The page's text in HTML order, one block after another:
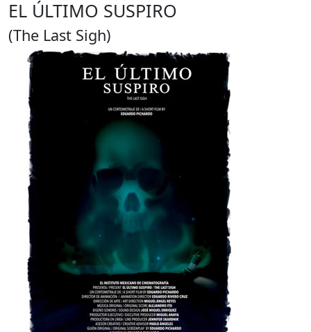
EL ÚLTIMO SUSPIRO
(The Last Sigh)